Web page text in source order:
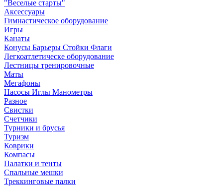
"Веселые старты"
Аксессуары
Гимнастическое оборудование
Игры
Канаты
Конусы Барьеры Стойки Флаги
Легкоатлетическе оборудование
Лестницы тренировочные
Маты
Мегафоны
Насосы Иглы Манометры
Разное
Свистки
Счетчики
Турники и брусья
Туризм
Коврики
Компасы
Палатки и тенты
Спальные мешки
Треккинговые палки